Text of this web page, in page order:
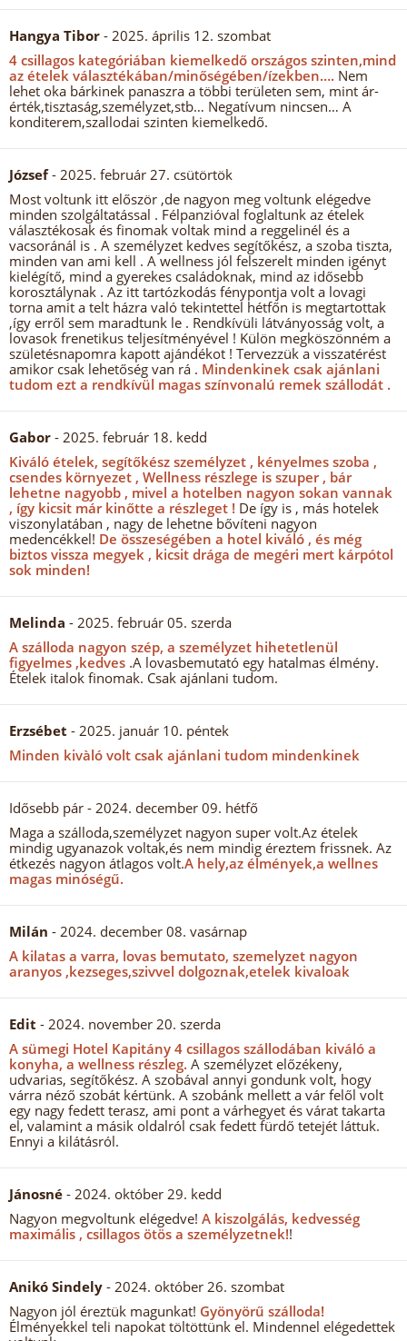
Hangya Tibor - 2025. április 12. szombat
4 csillagos kategóriában kiemelkedő országos szinten,mind
az ételek választékában/minőségében/ízekben…. Nem
lehet oka bárkinek panaszra a többi területen sem, mint ár-
érték,tisztaság,személyzet,stb… Negatívum nincsen… A
konditerem,szallodai szinten kiemelkedő.
József- 2025. február 27. csütörtök
Most voltunk itt először ,de nagyon meg voltunk elégedve
minden szolgáltatással . Félpanzióval foglaltunk az ételek
választékosak és finomak voltak mind a reggelinél és a
vacsoránál is . A személyzet kedves segítőkész, a szoba tiszta,
minden van ami kell . A wellness jól felszerelt minden igényt
kielégítő, mind a gyerekes családoknak, mind az idősebb
korosztálynak . Az itt tartózkodás fénypontja volt a lovagi
torna amit a telt házra való tekintettel hétfőn is megtartottak
,így erről sem maradtunk le . Rendkívüli látványosság volt, a
lovasok frenetikus teljesítményével ! Külön megköszönném a
születésnapomra kapott ajándékot ! Tervezzük a visszatérést
amikor csak lehetőség van rá . Mindenkinek csak ajánlani
tudom ezt a rendkívül magas színvonalú remek szállodát .
Gabor - 2025. február 18. kedd
Kiváló ételek, segítőkész személyzet , kényelmes szoba ,
csendes környezet , Wellness részlege is szuper , bár
lehetne nagyobb , mivel a hotelben nagyon sokan vannak
, így kicsit már kinőtte a részleget ! De így is , más hotelek
viszonylatában , nagy de lehetne bővíteni nagyon
medencékkel! De összeségében a hotel kiváló , és még
biztos vissza megyek , kicsit drága de megéri mert kárpótol
sok minden!
Melinda - 2025. február 05. szerda
A szálloda nagyon szép, a személyzet hihetetlenül
figyelmes ,kedves .A lovasbemutató egy hatalmas élmény.
Ételek italok finomak. Csak ajánlani tudom.
Erzsébet - 2025. január 10. péntek
Minden kivàló volt csak ajánlani tudom mindenkinek
Idősebb pár - 2024. december 09. hétfő
Maga a szálloda,személyzet nagyon super volt.Az ételek
mindig ugyanazok voltak,és nem mindig éreztem frissnek. Az
étkezés nagyon átlagos volt.A hely,az élmények,a wellnes
magas minóségű.
Milán - 2024. december 08. vasárnap
A kilatas a varra, lovas bemutato, szemelyzet nagyon
aranyos ,kezseges,szivvel dolgoznak,etelek kivaloak
Edit - 2024. november 20. szerda
A sümegi Hotel Kapitány 4 csillagos szállodában kiváló a
konyha, a wellness részleg. A személyzet előzékeny,
udvarias, segítőkész. A szobával annyi gondunk volt, hogy
várra néző szobát kértünk. A szobánk mellett a vár felől volt
egy nagy fedett terasz, ami pont a várhegyet és várat takarta
el, valamint a másik oldalról csak fedett fürdő tetejét láttuk.
Ennyi a kilátásról.
Jánosné - 2024. október 29. kedd
Nagyon megvoltunk elégedve! A kiszolgálás, kedvesség
maximális , csillagos ötös a személyzetnek!!
Anikó Sindely - 2024. október 26. szombat
Nagyon jól éreztük magunkat! Gyönyörű szálloda!
Élményekkel teli napokat töltöttünk el. Mindennel elégedettek